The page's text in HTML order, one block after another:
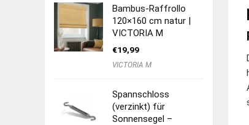
Bambus-Raffrollo
120×160 cm natur |
VICTORIA M
€19,99
VICTORIA M
Spannschloss
(verzinkt) für
Sonnensegel –